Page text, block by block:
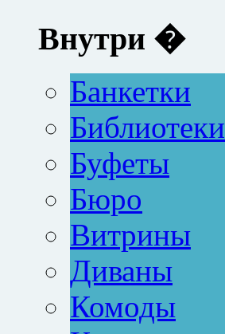
Внутри �
Банкетки
Библиотеки
Буфеты
Бюро
Витрины
Диваны
Комоды